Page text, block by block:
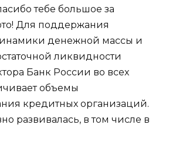
тебе большое за
Для поддержания
денежной массы и
ликвидности
Банк России во всех
объемы
кредитных организаций.
развивалась, в том числе в